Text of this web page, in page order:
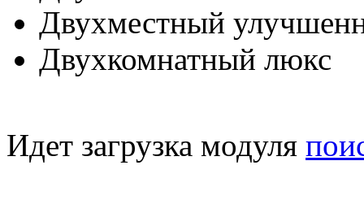
Двухместный
Двухкомнатный люкс
Идет загрузка модуля